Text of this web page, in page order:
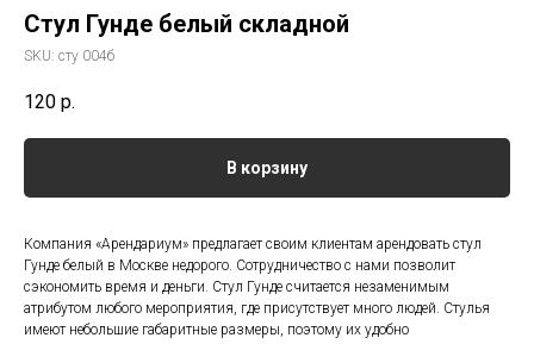
Стул Гунде белый складной
SKU: сту 004б
120 р.
В корзину
Компания «Арендариум» предлагает своим клиентам арендовать стул
Гунде белый в Москве недорого. Сотрудничество с нами позволит
сэкономить время и деньги. Стул Гунде считается незаменимым
атрибутом любого мероприятия, где присутствует много людей. Стулья
имеют небольшие габаритные размеры, поэтому их удобно